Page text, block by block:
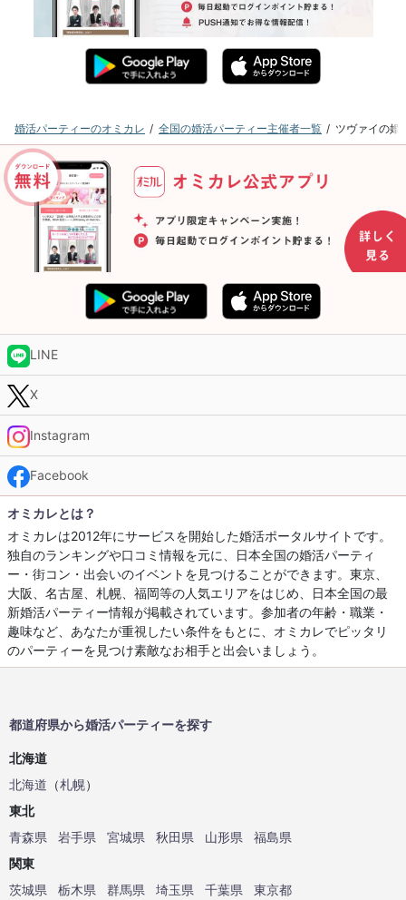
婚活パーティーのオミカレ 全国の婚活パーティー主催者一覧 ツヴァイの婚
LINE
X
Instagram
Facebook
オミカレとは？
オミカレは2012年にサービスを開始した婚活ポータルサイトです。
独自のランキングや口コミ情報を元に、日本全国の婚活パーティ
ー・街コン・出会いのイベントを見つけることができます。東京、
大阪、名古屋、札幌、福岡等の人気エリアをはじめ、日本全国の最
新婚活パーティー情報が掲載されています。参加者の年齢・職業・
趣味など、あなたが重視したい条件をもとに、オミカレでピッタリ
のパーティーを見つけ素敵なお相手と出会いましょう。
都道府県から婚活パーティーを探す
北海道
北海道 （札幌）
東北
青森県
岩手県 宮城県 秋田県 山形県
福島県
関東
茨城県
栃木県 群馬県 埼玉県 千葉県
東京都